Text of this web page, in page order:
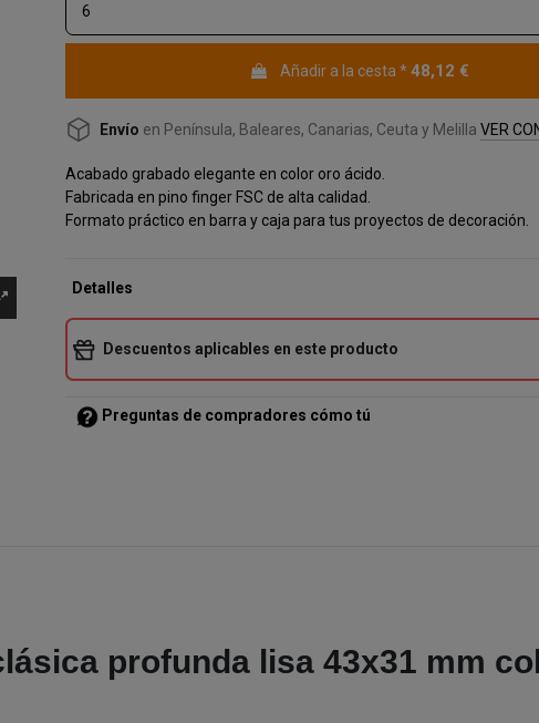
Añadir a la cesta *48,12 €
Envío en Península, Baleares, Canarias, Ceuta y Melilla VER
Acabado grabado elegante en color oro ácido.
Fabricada en pino finger FSC de alta calidad.
Formato práctico en barra y caja para tus proyectos de decoración.
Detalles
Descuentos aplicables en este producto
Preguntas de compradores cómo tú
profunda lisa 43x31 mm